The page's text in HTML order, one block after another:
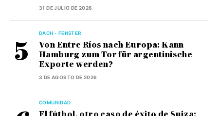
31 DE JULIO DE 2026
DACH - FENSTER
Von Entre Ríos nach Europa: Kann
Hamburg zum Tor für argentinische
Exporte werden?
3 DE AGOSTO DE 2026
COMUNIDAD